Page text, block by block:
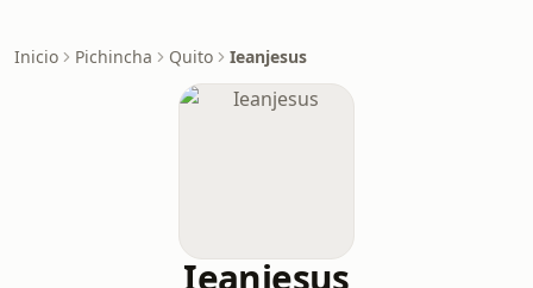
Inicio Pichincha Quito Ieanjesus
Ieanjesus